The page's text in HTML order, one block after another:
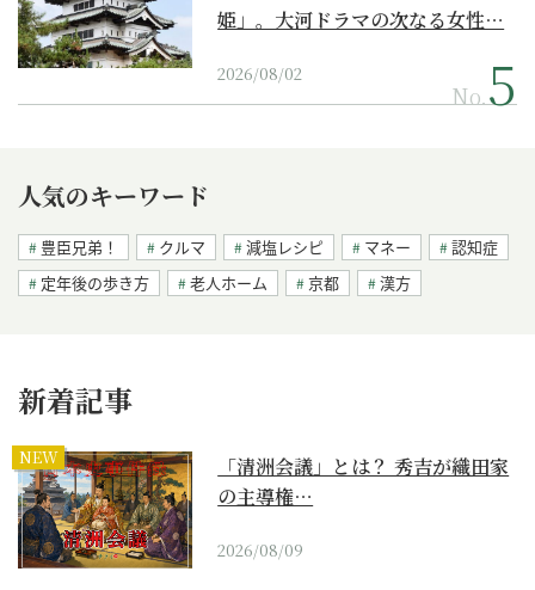
姫」。大河ドラマの次なる女性…
2026/08/02
No.
人気のキーワード
豊臣兄弟！ クルマ 減塩レシピ マネー
認知症
定年後の歩き方
老人ホーム 京都 漢方
新着記事
NEW
「清洲会議」とは？ 秀吉が織田家
の主導権…
2026/08/09